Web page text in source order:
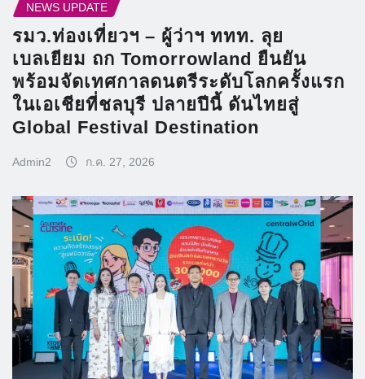
NEWS UPDATE
รมว.ท่องเที่ยวฯ – ผู้ว่าฯ ททท. ลุย
เบลเยียม ถก Tomorrowland ยืนยัน
พร้อมจัดเทศกาลดนตรีระดับโลกครั้งแรก
ในเอเชียที่ชลบุรี ปลายปีนี้ ดันไทยสู่
Global Festival Destination
Admin2 ก.ค. 27, 2026